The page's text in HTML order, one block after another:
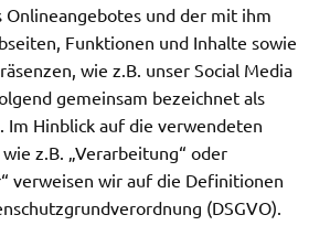
Onlineangebotes und der mit ihm
Funktionen und Inhalte sowie
wie z.B. unser Social Media
gemeinsam bezeichnet als
Im Hinblick auf die verwendeten
z.B. „Verarbeitung“ oder
verweisen wir auf die Definitionen
(DSGVO).